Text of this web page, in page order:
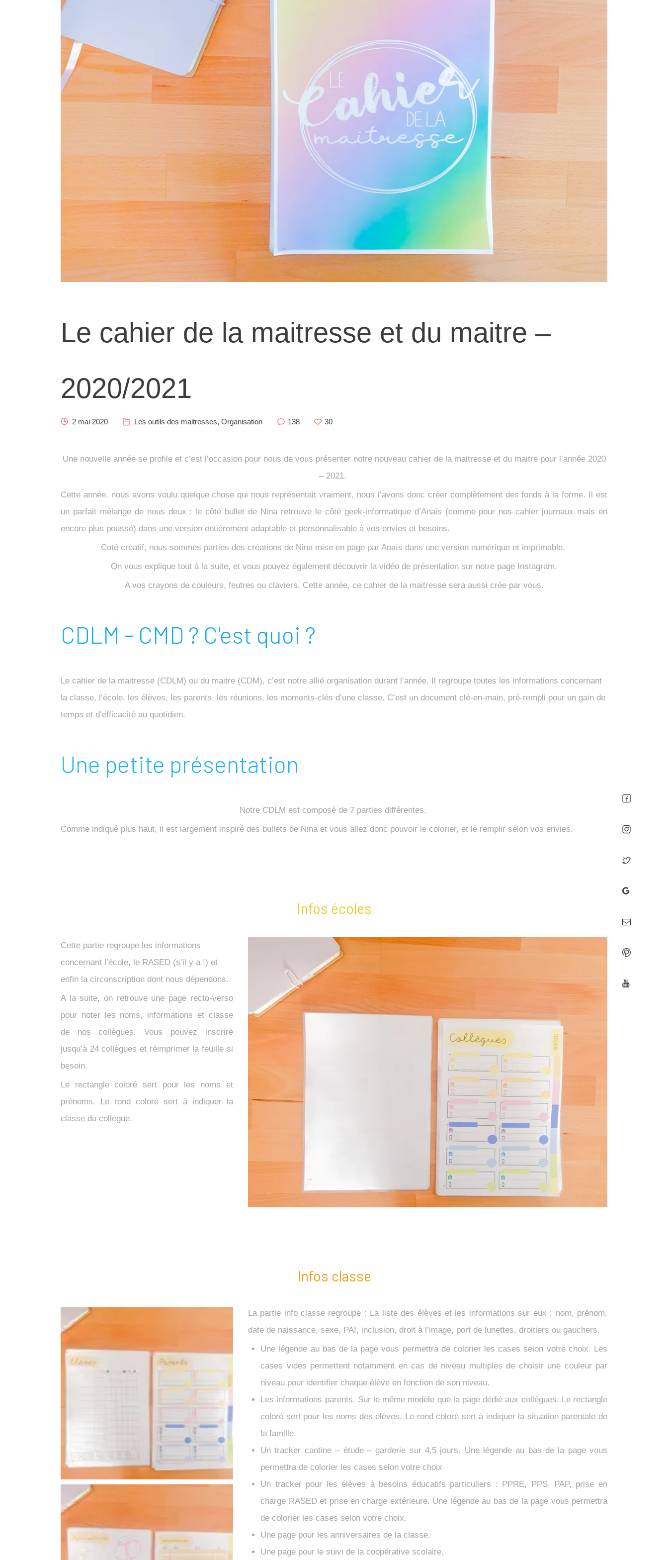
Teachcollab
CRPE
La communauté
Nous
Contact
Le cahier de la maitresse et du maitre –
2020/2021
2 mai 2020 Les outils des maitresses, Organisation 138 30
Une nouvelle année se profile et c’est l’occasion pour nous de vous présenter notre nouveau cahier de la maitresse et du maitre pour l’année 2020
– 2021.
Cette année, nous avons voulu quelque chose qui nous représentait vraiment, nous l’avons donc créer complètement des fonds à la forme. Il est
un parfait mélange de nous deux : le côté bullet de Nina retrouve le côté geek-informatique d’Anais (comme pour nos cahier journaux mais en
encore plus poussé) dans une version entièrement adaptable et personnalisable à vos envies et besoins.
Coté créatif, nous sommes parties des créations de Nina mise en page par Anaïs dans une version numérique et imprimable.
On vous explique tout à la suite, et vous pouvez également découvrir la vidéo de présentation sur notre page Instagram.
A vos crayons de couleurs, feutres ou claviers. Cette année, ce cahier de la maitresse sera aussi crée par vous.
CDLM - CMD ? C'est quoi ?
Le cahier de la maitresse (CDLM) ou du maitre (CDM), c’est notre allié organisation durant l’année. Il regroupe toutes les informations concernant
la classe, l’école, les élèves, les parents, les réunions, les moments-clés d’une classe. C’est un document clé-en-main, pré-rempli pour un gain de
temps et d’efficacité au quotidien.
Une petite présentation
Notre CDLM est composé de 7 parties différentes.
Comme indiqué plus haut, il est largement inspiré des bullets de Nina et vous allez donc pouvoir le colorier, et le remplir selon vos envies.
Infos écoles
Cette partie regroupe les informations
concernant l’école, le RASED (s’il y a !) et
enfin la circonscription dont nous dépendons.
A la suite, on retrouve une page recto-verso
pour noter les noms, informations et classe
de nos collègues. Vous pouvez inscrire
jusqu’à 24 collègues et réimprimer la feuille si
besoin.
Le rectangle coloré sert pour les noms et
prénoms. Le rond coloré sert à indiquer la
classe du collègue.
Infos classe
La partie info classe regroupe : La liste des élèves et les informations sur eux : nom, prénom,
date de naissance, sexe, PAI, inclusion, droit à l’image, port de lunettes, droitiers ou gauchers.
Une légende au bas de la page vous permettra de colorier les cases selon votre choix. Les
cases vides permettent notamment en cas de niveau multiples de choisir une couleur par
niveau pour identifier chaque élève en fonction de son niveau.
Les informations parents. Sur le même modèle que la page dédié aux collègues. Le rectangle
coloré sert pour les noms des élèves. Le rond coloré sert à indiquer la situation parentale de
la famille.
Un tracker cantine – étude – garderie sur 4,5 jours. Une légende au bas de la page vous
permettra de colorier les cases selon votre choix
Un tracker pour les élèves à besoins éducatifs particuliers : PPRE, PPS, PAP, prise en
charge RASED et prise en charge extérieure. Une légende au bas de la page vous permettra
de colorier les cases selon votre choix.
Une page pour les anniversaires de la classe.
Une page pour le suivi de la coopérative scolaire.